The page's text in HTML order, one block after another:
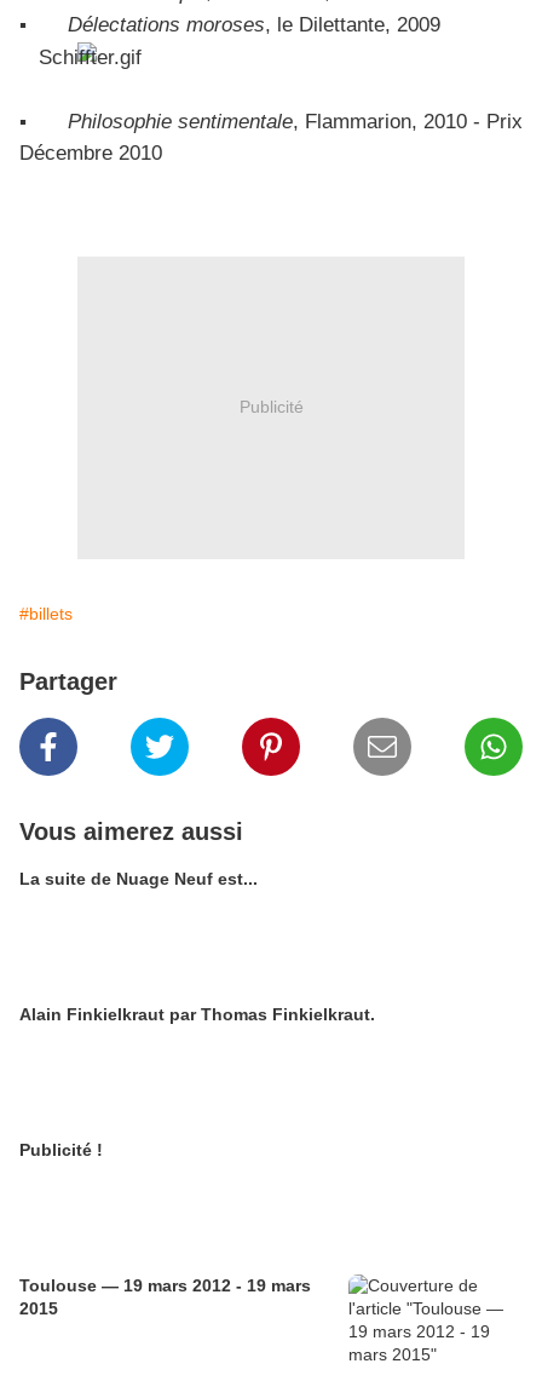
▪
Délectations moroses, le Dilettante, 2009
▪ Philosophie sentimentale, Flammarion, 2010 - Prix
Décembre 2010
Publicité
#billets
Partager
Vous aimerez aussi
La suite de Nuage Neuf est...
Alain Finkielkraut par Thomas Finkielkraut.
Publicité !
Toulouse — 19 mars 2012 - 19 mars
2015